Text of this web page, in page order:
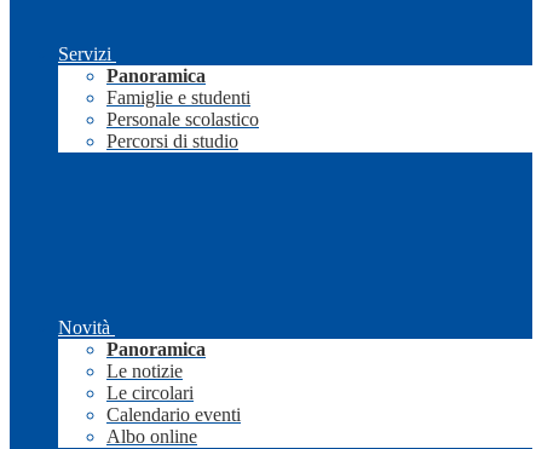
Servizi
Panoramica
Famiglie e studenti
Personale scolastico
Percorsi di studio
Novità
Panoramica
Le notizie
Le circolari
Calendario eventi
Albo online